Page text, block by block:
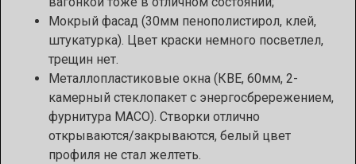
Мокрый фасад (30мм пенополистирол, клей,
штукатурка). Цвет краски немного посветлел,
трещин нет.
Металлопластиковые окна (КВЕ, 60мм, 2-
камерный стеклопакет с энергосбрережением,
фурнитура MACO). Створки отлично
открываются/закрываются, белый цвет
профиля не стал желтеть.